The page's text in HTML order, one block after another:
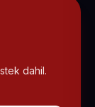
dahil.